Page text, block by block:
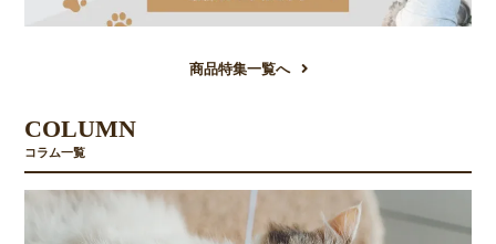
商品特集一覧へ
COLUMN
コラム一覧